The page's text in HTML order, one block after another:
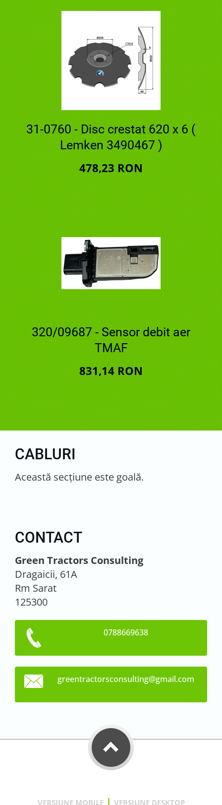
31-0760 - Disc crestat 620 x 6 (
Lemken 3490467 )
478,23 RON
320/09687 - Sensor debit aer
TMAF
831,14 RON
CABLURI
Această secţiune este goală.
CONTACT
Green Tractors Consulting
Dragaicii, 61A
Rm Sarat
125300
0788669638
greentractorsconsulting@gmail.com
VERSIUNE MOBILE | VERSIUNE DESKTOP